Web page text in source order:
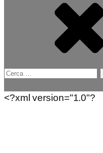
Ricerca
<?xml version="1.0"?